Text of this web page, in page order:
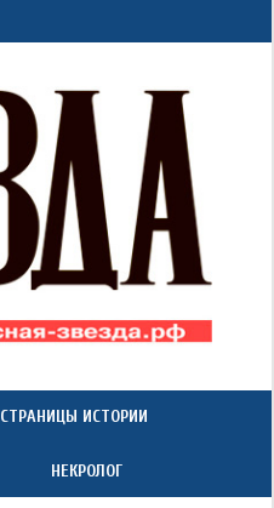
СТРАНИЦЫ ИСТОРИИ
НЕКРОЛОГ